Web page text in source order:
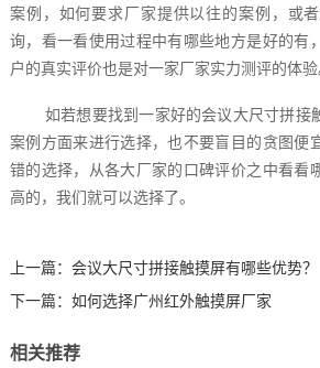
案例，如何要求厂家提供以往的案例，或
询，看一看使用过程中有哪些地方是好的有
户的真实评价也是对一家厂家实力测评的体验
如若想要找到一家好的会议大尺寸拼接
案例方面来进行选择，也不要盲目的贪图便
错的选择，从各大厂家的口碑评价之中看看
高的，我们就可以选择了。
上一篇： 会议大尺寸拼接触摸屏有哪些优势？
下一篇： 如何选择广州红外触摸屏厂家
相关推荐